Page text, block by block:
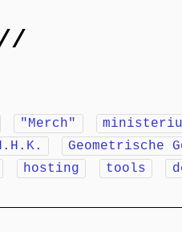
"Merch"
Geometrische
hosting tools